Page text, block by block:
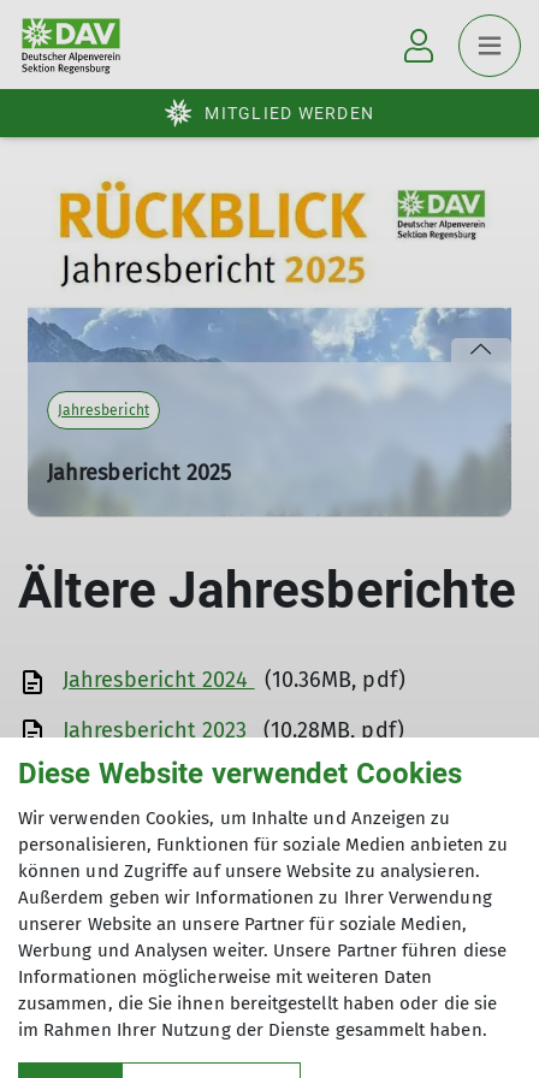
MITGLIED WERDEN
Jahresbericht
Jahresbericht 2025
31.03.2026
zahlreiche gelungene
Veranstaltungen, erlebnisreichen Bergtouren, einer
positiven Haushaltsergebnisses müssen wir die
finanzielle Situation erfordert weiterhin einen
verantwortungsvollen Umgang mit unseren
Ressourcen, indem wir Prioritäten klar setzen und
Entscheidungen mit Blick auf eine langfristig
tragfähige Entwicklung treffen.
Jahresbericht 2025 (PDF)
mehr erfahren
Ältere Jahresberichte
Jahresbericht 2024
(10.36MB, pdf)
Jahresbericht 2023
(10.28MB, pdf)
Jahresbericht 2022 (4.48MB, pdf)
Jahresbericht 2021
(3.37MB, pdf)
Jahresbericht 2020 (7.28MB, pdf)
Jahresbericht 2019 (4.46MB, pdf)
Jahresbericht 2018 (4.99MB, pdf)
Diese Website verwendet Cookies
Wir verwenden Cookies, um Inhalte und Anzeigen zu
personalisieren, Funktionen für soziale Medien anbieten zu
können und Zugriffe auf unsere Website zu analysieren.
Außerdem geben wir Informationen zu Ihrer Verwendung
unserer Website an unsere Partner für soziale Medien,
Werbung und Analysen weiter. Unsere Partner führen diese
Informationen möglicherweise mit weiteren Daten
zusammen, die Sie ihnen bereitgestellt haben oder die sie
im Rahmen Ihrer Nutzung der Dienste gesammelt haben.